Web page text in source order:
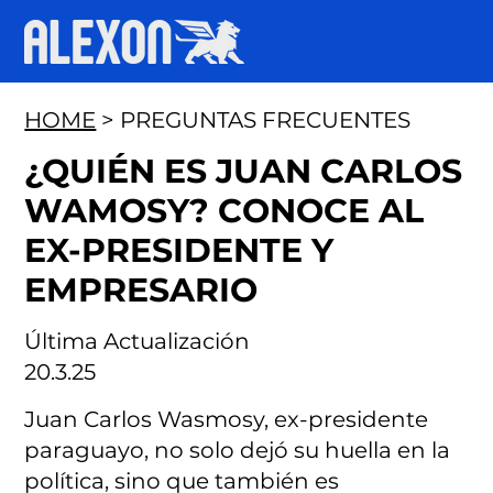
Última Actualización
20.3.25
HOME > PREGUNTAS FRECUENTES
¿QUIÉN ES JUAN CARLOS
WAMOSY? CONOCE AL
EX-PRESIDENTE Y
EMPRESARIO
Juan Carlos Wasmosy, ex-presidente
paraguayo, no solo dejó su huella en la
política, sino que también es